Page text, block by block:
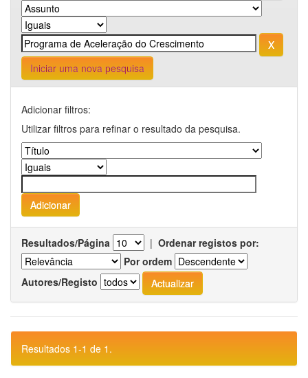
Iniciar uma nova pesquisa
Adicionar filtros:
Utilizar filtros para refinar o resultado da pesquisa.
Resultados/Página | Ordenar registos por:
Por ordem
Autores/Registo
Resultados 1-1 de 1.